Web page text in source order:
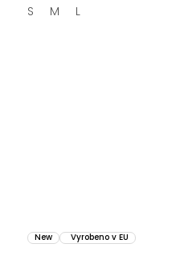
S M L
New Vyrobeno v EU